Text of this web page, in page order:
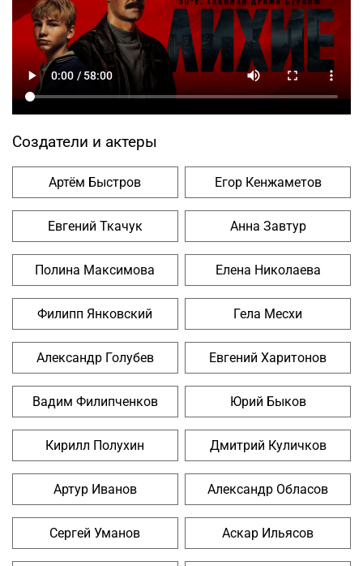
Создатели и актеры
Артём Быстров Егор Кенжаметов
Евгений Ткачук Анна Завтур
Полина Максимова Елена Николаева
Филипп Янковский Гела Месхи
Александр Голубев Евгений Харитонов
Вадим Филипченков Юрий Быков
Кирилл Полухин Дмитрий Куличков
Артур Иванов Александр Обласов
Сергей Уманов Аскар Ильясов